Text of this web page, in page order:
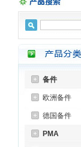
备件
欧洲备件
德国备件
PMA